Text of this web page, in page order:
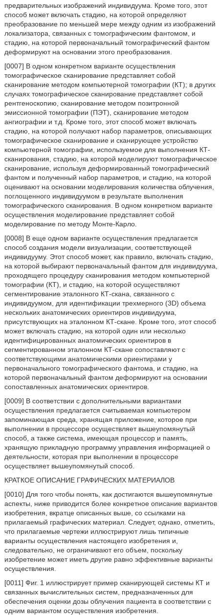
предварительных изображений индивидуума. Кроме того, этот
способ может включать стадию, на которой определяют
преобразование по меньшей мере между одним из изображений
локализатора, связанных с томографическим фантомом, и
стадию, на которой первоначальный томографический фантом
деформируют на основании этого преобразования.
[0007] В одном конкретном варианте осуществления
томографическое сканирование представляет собой
сканирование методом компьютерной томографии (КТ); в других
случаях томографическое сканирование представляет собой
рентгеноскопию, сканирование методом позитронной
эмиссионной томографии (ПЭТ), сканирование методом
ангиографии и т.д. Кроме того, этот способ может включать
стадию, на которой получают набор параметров, описывающих
томографическое сканирование и сканирующее устройство
компьютерной томографии, используемое для выполнения КТ-
сканирования, стадию, на которой моделируют томографическое
сканирование, используя деформированный томографический
фантом и полученный набор параметров, и стадию, на которой
оценивают на основании моделирования количества облучения,
поглощенного индивидуумом в результате выполнения
томографического сканирования. В одном конкретном варианте
осуществления моделирование представляет собой
моделирование по методу Монте-Карло.
[0008] В еще одном варианте осуществления предлагается
способ создания модели визуализации, соответствующей
индивидууму. Этот способ может, как правило, включать стадию,
на которой выбирают первоначальный фантом для индивидуума,
проходящего процедуру сканирования методом компьютерной
томографии (КТ), и стадию, на которой осуществляют
сегментирование эталонного КТ-скана, связанного с
индивидуумом, для идентификации трехмерного (3D) объема
нескольких анатомических ориентиров индивидуума,
присутствующих на эталонном КТ-скане. Кроме того, этот способ
может включать стадию, на которой один или несколько
идентифицированных анатомических ориентиров в
сегментированном эталонном КТ-скане сопоставляют с
соответствующими анатомическими ориентирами у
первоначального томографического фантома, и стадию, на
которой первоначальный фантом деформируют на основании
сопоставленных анатомических ориентиров.
[0009] В соответствии с дополнительными вариантами
осуществления предлагается считываемая компьютером
запоминающая среда, хранящая приложение, которое при
выполнении в процессоре осуществляет вышеупомянутый
способ, а также система, имеющая процессор и память,
хранящую прикладную программу управления информацией о
деятельности, которая при выполнении в процессоре
осуществляет вышеупомянутый способ.
КРАТКОЕ ОПИСАНИЕ ГРАФИЧЕСКИХ МАТЕРИАЛОВ
[0010] Для того чтобы понять, как достигаются вышеупомянутые
аспекты, ниже приводится более конкретное описание вариантов
изобретения, вкратце описанных выше, со ссылками на
прилагаемый графических материал. Следует, однако, отметить,
что прилагаемые чертежи иллюстрируют лишь типичные
варианты осуществления настоящего изобретения и,
следовательно, не ограничивают его объем, поскольку
изобретение может иметь другие равно эффективные варианты
осуществления.
[0011] Фиг. 1 иллюстрирует пример сканирующей системы КТ и
связанных вычислительных систем, предназначенных для
обеспечения оценки дозы облучения пациента в соответствии с
одним вариантом осуществления изобретения.